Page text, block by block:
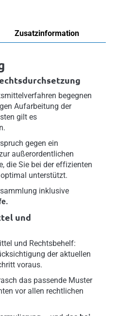
Zusatzinformation
begegnen
Aufarbeitung der
gilt es
gegen ein
außerordentlichen
die Sie bei der effizienten
unterstützt.
inklusive
und
und Rechtsbehelf:
der aktuellen
voraus.
das passende Muster
vor allen rechtlichen